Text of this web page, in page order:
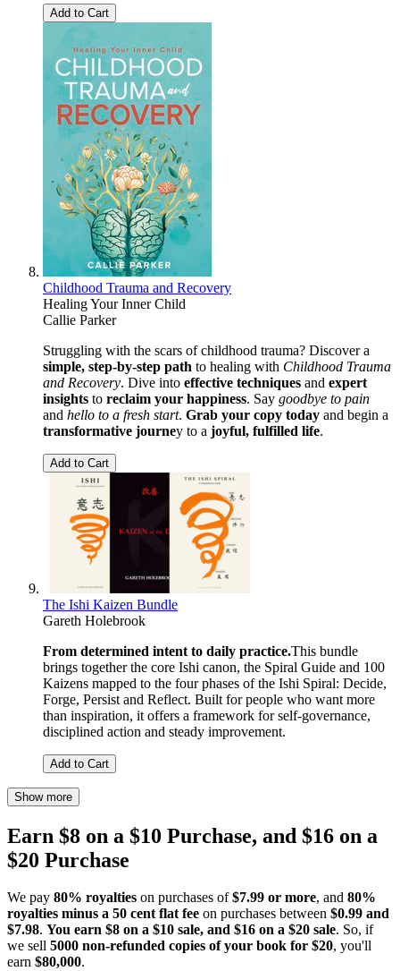
Add to Cart
Childhood Trauma and Recovery
Healing Your Inner Child
Callie Parker
Struggling with the scars of childhood trauma? Discover a
simple, step-by-step path to healing with Childhood Trauma
and Recovery. Dive into effective techniques and expert
insights to reclaim your happiness. Say goodbye to pain
and hello to a fresh start. Grab your copy today and begin a
transformative journey to a joyful, fulfilled life.
Add to Cart
The Ishi Kaizen Bundle
Gareth Holebrook
From determined intent to daily practice.This bundle
brings together the core Ishi canon, the Spiral Guide and 100
Kaizens mapped to the four phases of the Ishi Spiral: Decide,
Forge, Persist and Reflect. Built for people who want more
than inspiration, it offers a framework for self-governance,
disciplined action and steady improvement.
Add to Cart
Show more
Earn $8 on a $10 Purchase, and $16 on a
$20 Purchase
We pay 80% royalties on purchases of$7.99 or more, and 80%
royalties minus a 50 cent flat fee on purchases between $0.99 and
$7.98. You earn $8 on a $10 sale, and $16 on a $20 sale. So, if
we sell 5000 non-refunded copies of your book for $20, you'll
earn $80,000.